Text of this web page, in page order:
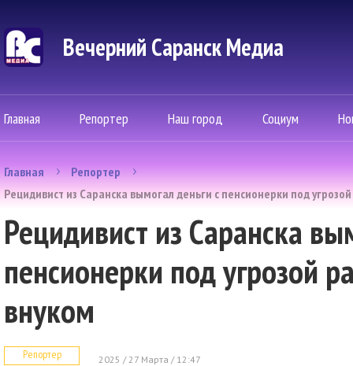
Вечерний Саранск Mедиа
Главная Репортер Наш город Социум
Главная
Репортер
Рецидивист из Саранска вымогал деньги с пенсионерки под
Рецидивист из Саранска
пенсионерки под угрозой
внуком
Репортер 2025 / 27 Марта / 12:47